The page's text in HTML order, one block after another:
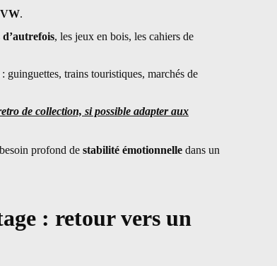
.
d’autrefois, les jeux en bois, les cahiers de
: guinguettes, trains touristiques, marchés de
de collection, si possible adapter aux
profond de stabilité émotionnelle dans un
: retour vers un